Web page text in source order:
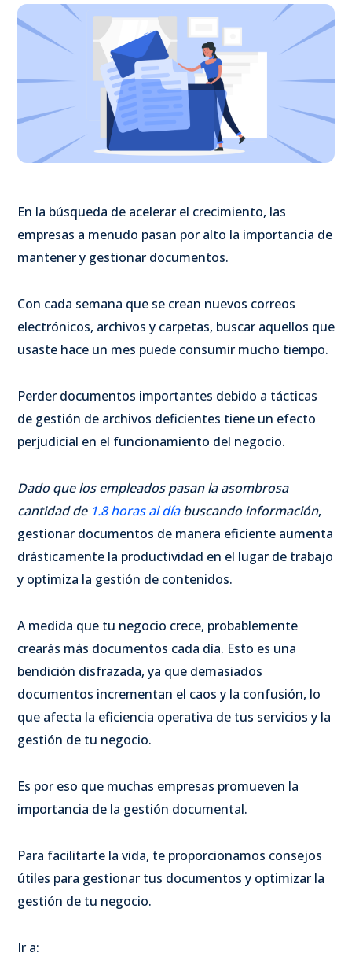
En la búsqueda de acelerar el crecimiento, las
empresas a menudo pasan por alto la importancia de
mantener y gestionar documentos.
Con cada semana que se crean nuevos correos
electrónicos, archivos y carpetas, buscar aquellos que
usaste hace un mes puede consumir mucho tiempo.
Perder documentos importantes debido a tácticas
de gestión de archivos deficientes tiene un efecto
perjudicial en el funcionamiento del negocio.
Dado que los empleados pasan la asombrosa
cantidad de 1.8 horas al díabuscando información,
gestionar documentos de manera eficiente aumenta
drásticamente la productividad en el lugar de trabajo
y optimiza la gestión de contenidos.
A medida que tu negocio crece, probablemente
crearás más documentos cada día. Esto es una
bendición disfrazada, ya que demasiados
documentos incrementan el caos y la confusión, lo
que afecta la eficiencia operativa de tus servicios y la
gestión de tu negocio.
Es por eso que muchas empresas promueven la
importancia de la gestión documental.
Para facilitarte la vida, te proporcionamos consejos
útiles para gestionar tus documentos y optimizar la
gestión de tu negocio.
Ir a: